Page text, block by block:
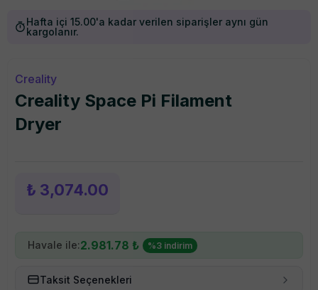
Hafta içi 15.00'a kadar verilen siparişler aynı gün
kargolanır.
Creality
Creality Space Pi Filament
Dryer
₺ 3,074.00
Havale ile:2.981.78 ₺ %3 indirim
Taksit Seçenekleri